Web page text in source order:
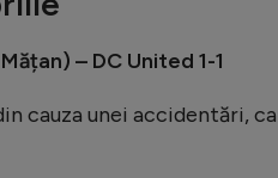
– DC United 1-1
cauza unei accidentări,